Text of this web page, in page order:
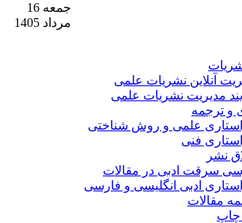
آنلاین نشریات علمی
مدیریت نشریات علمی
و ترجمه
علمی و روش شناختی
فنی
نشر
سرقت ادبی در مقالات
ادبی انگلیسی و فارسی
مقالات
جمعه 16
مرداد 1405